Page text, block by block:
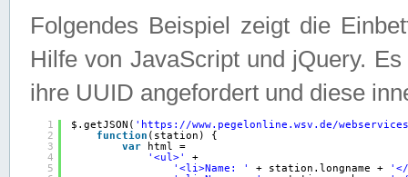
Folgendes Beispiel zeigt die
Hilfe von JavaScript und jQuery.
ihre UUID angefordert und diese
1
2
3
4
5
$.getJSON( ' https://www.pegelonline.wsv.de/
function (station) {
var
html =
'<ul>'
+
'<li>Name: '
+ station.longname +